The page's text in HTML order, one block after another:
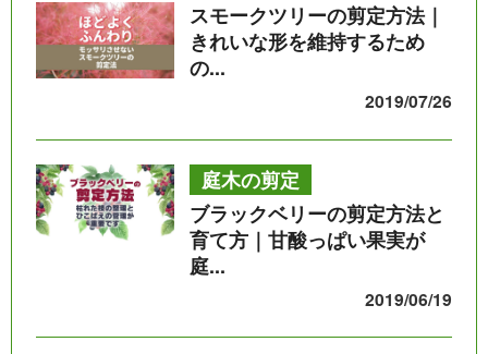
スモークツリーの剪定方法｜
きれいな形を維持するため
の...
2019/07/26
庭木の剪定
ブラックベリーの剪定方法と
育て方｜甘酸っぱい果実が
庭...
2019/06/19